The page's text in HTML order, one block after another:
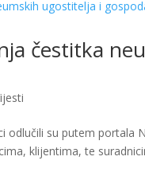
čestitka
odlučili su putem portala
klijentima, te